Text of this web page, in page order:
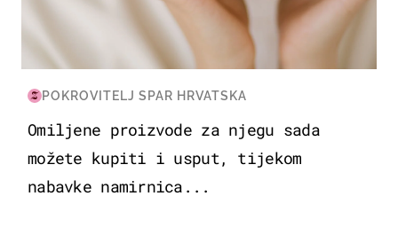
POKROVITELJ SPAR HRVATSKA
Omiljene proizvode za njegu sada
možete kupiti i usput, tijekom
nabavke namirnica...